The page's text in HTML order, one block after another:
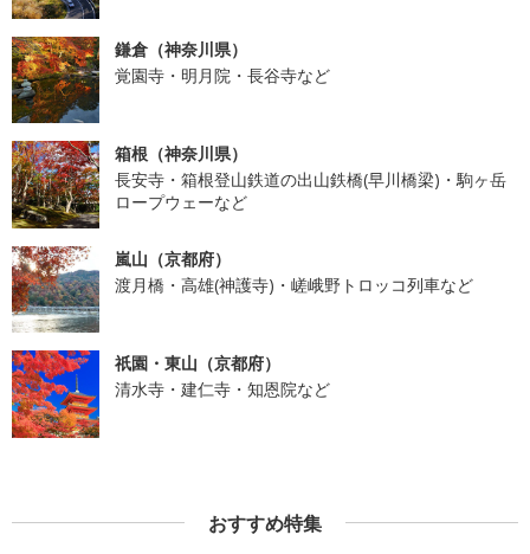
鎌倉（神奈川県）
覚園寺・明月院・長谷寺など
箱根（神奈川県）
長安寺・箱根登山鉄道の出山鉄橋(早川橋梁)・駒ヶ岳
ロープウェーなど
嵐山（京都府）
渡月橋・高雄(神護寺)・嵯峨野トロッコ列車など
祇園・東山（京都府）
清水寺・建仁寺・知恩院など
おすすめ特集